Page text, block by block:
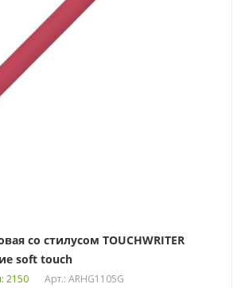
со стилусом TOUCHWRITER
soft touch
: 2150 Арт.: ARHG1105G